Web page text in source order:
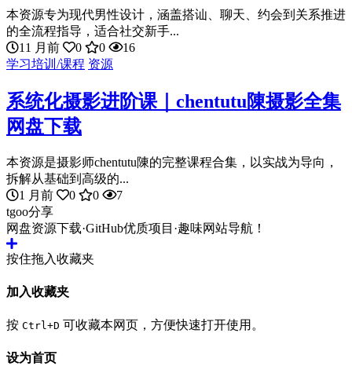
本资源专为现代男性设计，涵盖搭讪、聊天、约会到关系推进
的全流程指导，适合社交新手...
11 月前
0 0
16
学习培训/课程 资源
系统化摄影进阶课｜chentutu陳摄影全集
网盘下载
本资源是摄影师chentutu陳的完整课程合集，以实战为导向，
拆解从基础到高级的...
1 月前
0 0
7
tgoo分享
网盘资源下载·GitHub优质项目·趣味网站导航！
按住拖入收藏夹
加入收藏夹
按 Ctrl+D 可收藏本网页，方便快速打开使用。
设为首页